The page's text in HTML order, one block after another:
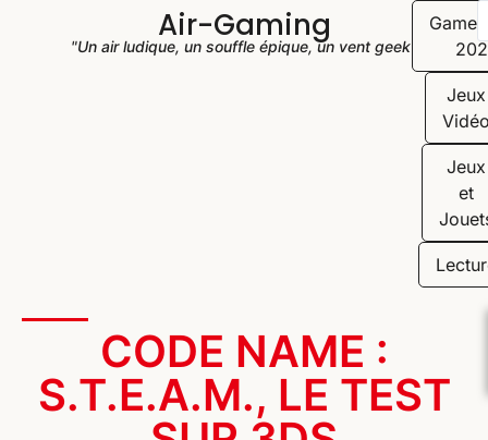
Air-Gaming
"Un air ludique, un souffle épique, un vent geek"
Jeux
Jeux
et
CODE NAME :
S.T.E.A.M., LE TEST